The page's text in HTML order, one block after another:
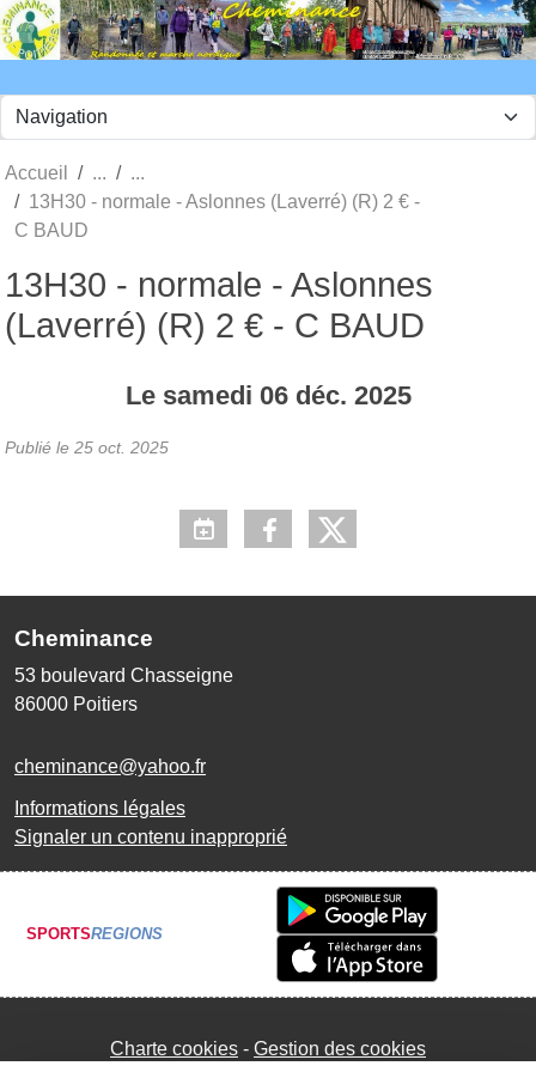
Accueil
13H30 - normale - Aslonnes (Laverré) (R) 2 € -
C BAUD
13H30 - normale - Aslonnes
(Laverré) (R) 2 € - C BAUD
Le samedi 06 déc. 2025
Publié le 25 oct. 2025
Cheminance
53 boulevard Chasseigne
86000 Poitiers
cheminance@yahoo.fr
Informations légales
Signaler un contenu inapproprié
SPORTSREGIONS
Charte cookies Gestion des cookies
Panneau de gestion des cookies